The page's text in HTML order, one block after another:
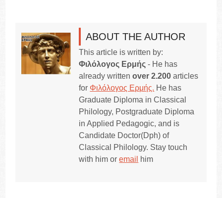
ABOUT THE AUTHOR
This article is written by:
Φιλόλογος Ερμής - He has
already writtenover 2.200 articles
for Φιλόλογος Ερμής. He has
Graduate Diploma in Classical
Philology, Postgraduate Diploma
in Applied Pedagogic, and is
Candidate Doctor(Dph) of
Classical Philology. Stay touch
with him oremail him